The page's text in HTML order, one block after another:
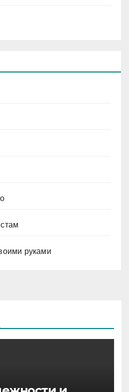
руками